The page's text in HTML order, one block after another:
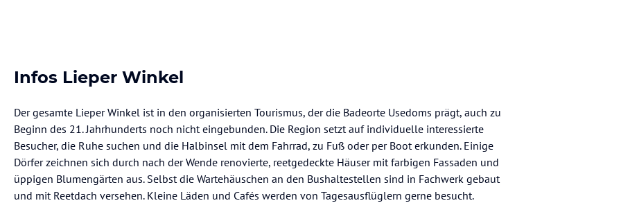
Infos Lieper Winkel
Der gesamte Lieper Winkel ist in den organisierten Tourismus, der die Badeorte Usedoms prägt, auch zu
Beginn des 21. Jahrhunderts noch nicht eingebunden. Die Region setzt auf individuelle interessierte
Besucher, die Ruhe suchen und die Halbinsel mit dem Fahrrad, zu Fuß oder per Boot erkunden. Einige
Dörfer zeichnen sich durch nach der Wende renovierte, reetgedeckte Häuser mit farbigen Fassaden und
üppigen Blumengärten aus. Selbst die Wartehäuschen an den Bushaltestellen sind in Fachwerk gebaut
und mit Reetdach versehen. Kleine Läden und Cafés werden von Tagesausflüglern gerne besucht.